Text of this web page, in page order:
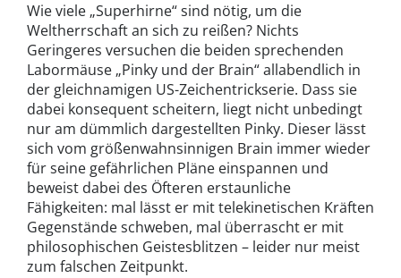
Wie viele „Superhirne“ sind nötig, um die
Weltherrschaft an sich zu reißen? Nichts
Geringeres versuchen die beiden sprechenden
Labormäuse „Pinky und der Brain“ allabendlich in
der gleichnamigen US-Zeichentrickserie. Dass sie
dabei konsequent scheitern, liegt nicht unbedingt
nur am dümmlich dargestellten Pinky. Dieser lässt
sich vom größenwahnsinnigen Brain immer wieder
für seine gefährlichen Pläne einspannen und
beweist dabei des Öfteren erstaunliche
Fähigkeiten: mal lässt er mit telekinetischen Kräften
Gegenstände schweben, mal überrascht er mit
philosophischen Geistesblitzen – leider nur meist
zum falschen Zeitpunkt.